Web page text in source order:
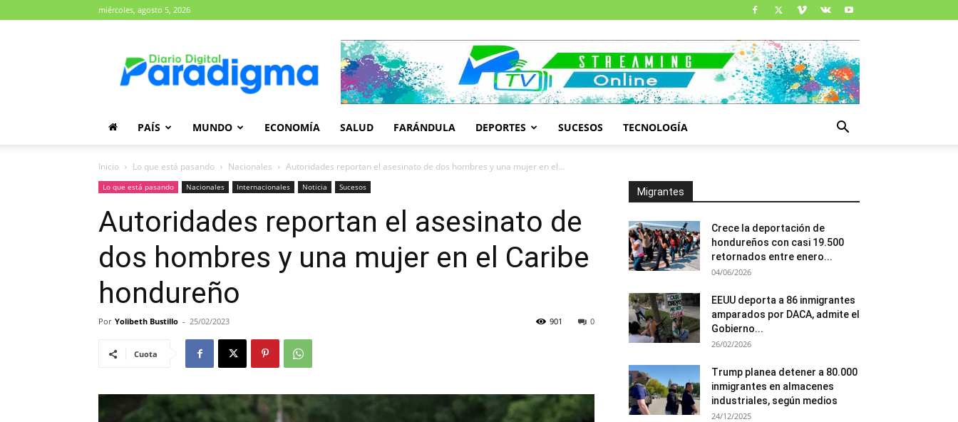
miércoles, agosto 5, 2026
Paradigma
PAÍS MUNDO ECONOMÍA SALUD FARÁNDULA DEPORTES SUCESOS TECNOLOGÍA
Inicio Lo que está pasando Nacionales Autoridades reportan el asesinato de dos hombres y una mujer en el...
Lo que está pasando Nacionales Internacionales Noticia Sucesos
Autoridades reportan el asesinato de
dos hombres y una mujer en el Caribe
hondureño
Por Yolibeth Bustillo - 25/02/2023 0
901
Cuota
Migrantes
Crece la deportación de
hondureños con casi 19.500
retornados entre enero...
04/06/2026
EEUU deporta a 86 inmigrantes
amparados por DACA, admite el
Gobierno...
26/02/2026
Trump planea detener a 80.000
inmigrantes en almacenes
industriales, según medios
24/12/2025